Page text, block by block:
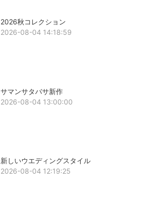
2026秋コレクション
2026-08-04 14:18:59
サマンサタバサ新作
2026-08-04 13:00:00
新しいウエディングスタイル
2026-08-04 12:19:25